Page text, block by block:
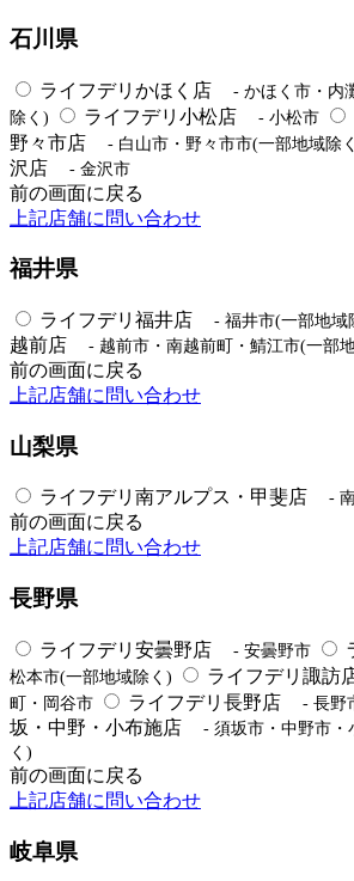
石川県
ライフデリかほく店
- かほく市・内
除く)
ライフデリ小松店 - 小松市
野々市店
- 白山市・野々市市(一部地域除
沢店
- 金沢市
前の画面に戻る
上記店舗に問い合わせ
福井県
ライフデリ福井店 - 福井市(一部地域
越前店
- 越前市・南越前町・鯖江市(一部
前の画面に戻る
上記店舗に問い合わせ
山梨県
ライフデリ南アルプス・甲斐店 -
前の画面に戻る
上記店舗に問い合わせ
長野県
ライフデリ安曇野店 - 安曇野市
松本市(一部地域除く)
ライフデリ諏訪
町・岡谷市
ライフデリ長野店 - 長野
坂・中野・小布施店
- 須坂市・中野市・
く)
前の画面に戻る
上記店舗に問い合わせ
岐阜県